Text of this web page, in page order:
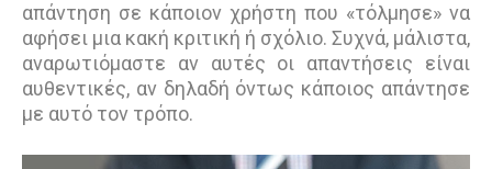
απάντηση σε κάποιον χρήστη που «τόλμησε» να
αφήσει μια κακή κριτική ή σχόλιο. Συχνά, μάλιστα,
αναρωτιόμαστε αν αυτές οι απαντήσεις είναι
αυθεντικές, αν δηλαδή όντως κάποιος απάντησε
με αυτό τον τρόπο.